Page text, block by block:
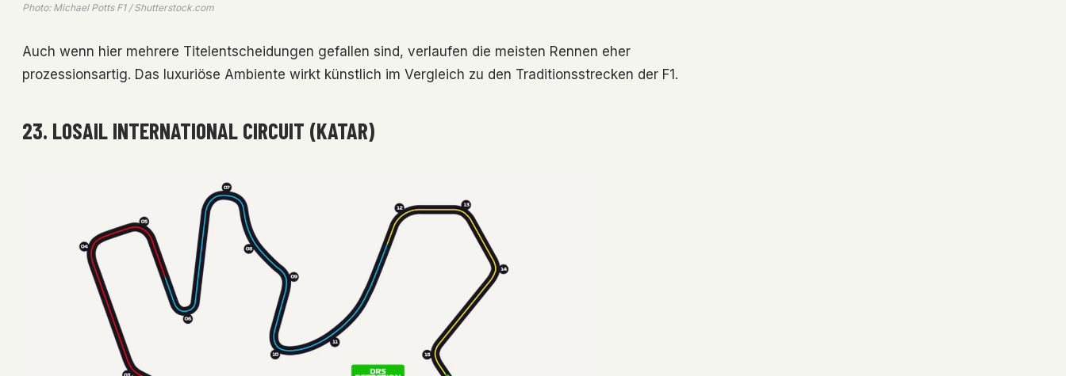
Photo: Michael Potts F1 / Shutterstock.com
Auch wenn hier mehrere Titelentscheidungen gefallen sind, verlaufen die meisten Rennen eher
prozessionsartig. Das luxuriöse Ambiente wirkt künstlich im Vergleich zu den Traditionsstrecken der F1.
23. LOSAIL INTERNATIONAL CIRCUIT (KATAR)